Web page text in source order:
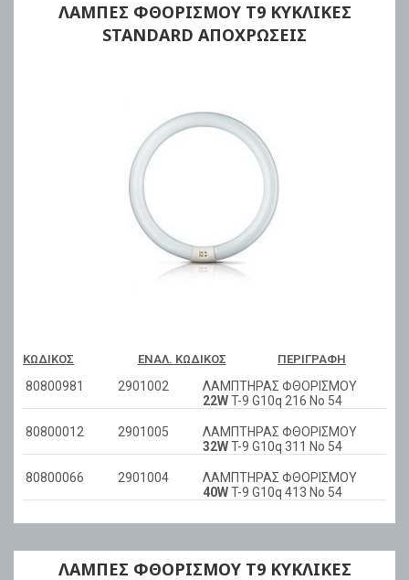
ΛΑΜΠΕΣ ΦΘΟΡΙΣΜΟΥ Τ9 ΚΥΚΛΙΚΕΣ
STANDARD ΑΠΟΧΡΩΣΕΙΣ
ΚΩΔΙΚΌΣ ΕΝΑΛ. ΚΩΔΙΚΌΣ ΠΕΡΙΓΡΑΦΉ
80800981 2901002
ΛΑΜΠΤΗΡΑΣ ΦΘΟΡΙΣΜΟΥ
22WT-9 G10q 216 No 54
80800012 2901005
ΛΑΜΠΤΗΡΑΣ ΦΘΟΡΙΣΜΟΥ
32WT-9 G10q 311 No 54
80800066 2901004
ΛΑΜΠΤΗΡΑΣ ΦΘΟΡΙΣΜΟΥ
40WT-9 G10q 413 No 54
ΛΑΜΠΕΣ ΦΘΟΡΙΣΜΟΥ Τ9 ΚΥΚΛΙΚΕΣ